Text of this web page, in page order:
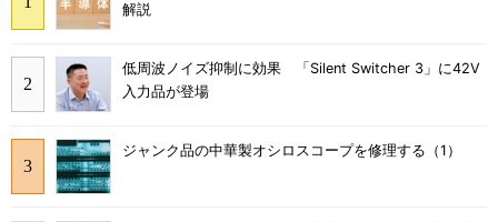
解説
低周波ノイズ抑制に効果 「Silent Switcher 3」に42V
入力品が登場
ジャンク品の中華製オシロスコープを修理する（1）